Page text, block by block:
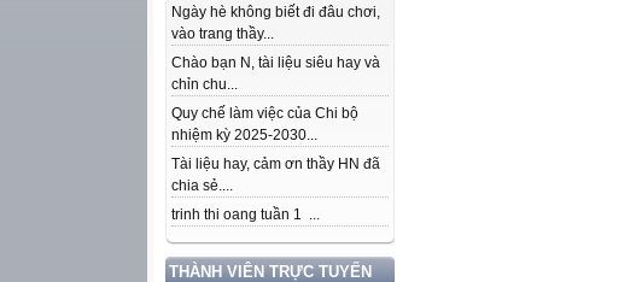
Ngày hè không biết đi đâu chơi,
vào trang thầy...
Chào bạn N, tài liệu siêu hay và
chỉn chu...
Quy chế làm việc của Chi bộ
nhiệm kỳ 2025-2030...
Tài liệu hay, cảm ơn thầy HN đã
chia sẻ....
trinh thi oang tuần 1 ...
THÀNH VIÊN TRỰC TUYẾN